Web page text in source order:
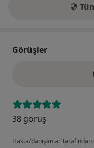
Görüşler
38 görüş
Hasta/danışanlar